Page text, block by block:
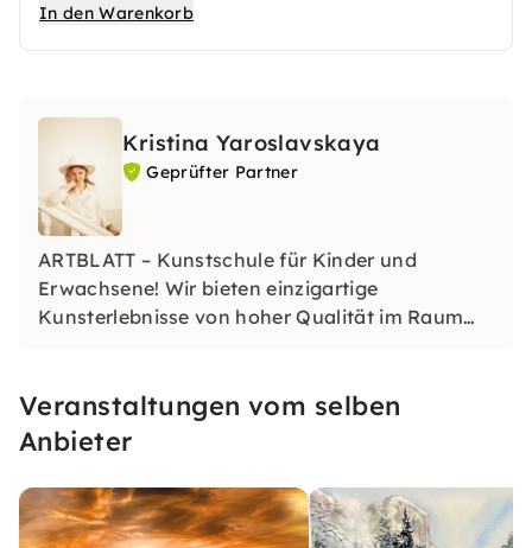
Zusatzstunde erhältst Du die Möglichkeit, Dein
Anleitung kannst Du offene Fragen klären,
individuelle Tipps erhalten und Dich kreativ
entfalten.
In den Warenkorb
Kristina Yaroslavskaya
Geprüfter Partner
ARTBLATT – Kunstschule für Kinder und
Erwachsene! Wir bieten einzigartige
Kunsterlebnisse von hoher Qualität im Raum
jedem die Möglichkeit, in einem lebendigen und
motivierenden Kunststudio zu kreieren.
Veranstaltungen vom selben
Anbieter